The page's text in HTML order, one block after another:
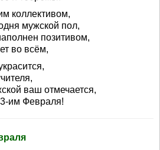
коллективом,
мужской пол,
позитивом,
во всём,
ваш отмечается,
им Февраля!